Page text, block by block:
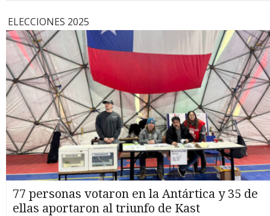
ELECCIONES 2025
77 personas votaron en la Antártica y 35 de
ellas aportaron al triunfo de Kast